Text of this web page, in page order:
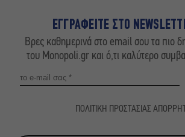
ΕΓΓΡΑΦΕΙΤΕ ΣΤΟ
Βρες καθημερινά στο email σου τα πιο
του Monopoli.gr και ό,τι καλύτερο
ΠΟΛΙΤΙΚΗ ΠΡΟΣΤΑΣΙΑΣ